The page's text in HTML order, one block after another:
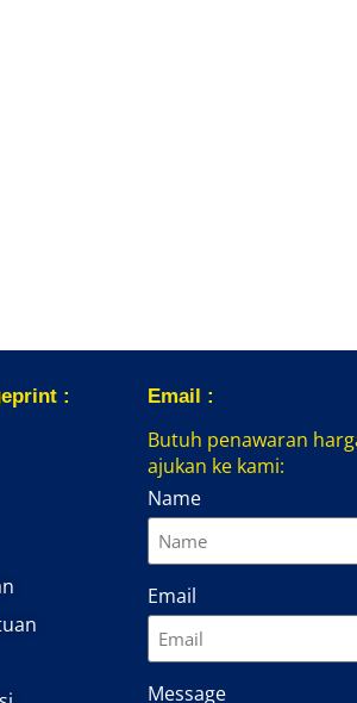
: Email :
Butuh penawaran
ajukan ke kami:
Name
Email
Message